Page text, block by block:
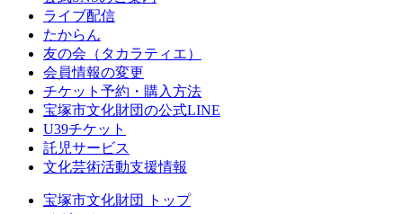
ライブ配信
たからん
友の会（タカラティエ）
会員情報の変更
チケット予約・購入方法
宝塚市文化財団の公式LINE
U39チケット
託児サービス
文化芸術活動支援情報
宝塚市文化財団 トップ